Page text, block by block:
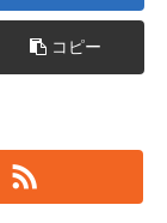
コピー